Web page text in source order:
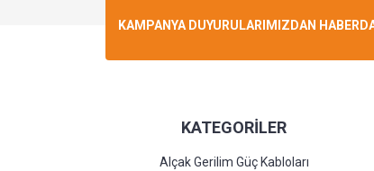
KAMPANYA DUYURULARIMIZDAN
KATEGORİLER
Alçak Gerilim Güç Kabloları